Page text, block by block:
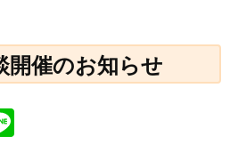
開催のお知らせ